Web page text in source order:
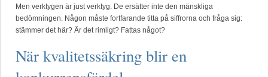
Men verktygen är just verktyg. De ersätter inte den mänskliga
bedömningen. Någon måste fortfarande titta på siffrorna och fråga sig:
stämmer det här? Är det rimligt? Fattas något?
När kvalitetssäkring blir en